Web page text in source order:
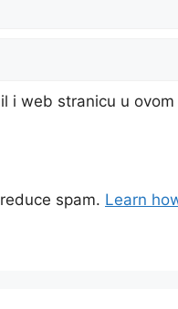
i web stranicu u
spam. Learn